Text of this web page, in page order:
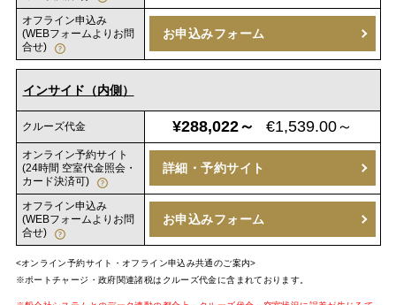
オフライン申込み
(WEBフォームよりお問
合せ)
お申込みフォーム
インサイド（内側）
クルーズ代金 ¥288,022～ €1,539.00～
オンライン予約サイト
(24時間 空室代金照会・
カード決済可)
詳細・予約サイト
オフライン申込み
(WEBフォームよりお問
合せ)
お申込みフォーム
<オンライン予約サイト・オフライン申込み共通のご案内>
※ポートチャージ・政府関連諸税はクルーズ代金に含まれております。